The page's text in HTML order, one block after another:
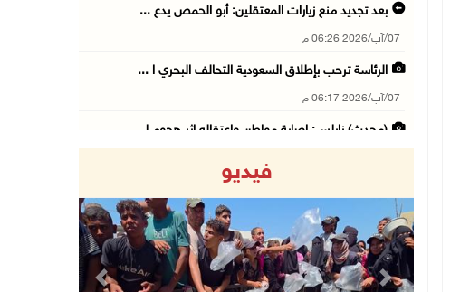
بعد تجديد منع زيارات المعتقلين: أبو الحمص يدع ...
07/آب/2026 06:26 م
الرئاسة ترحب بإطلاق السعودية التحالف البحري ا ...
07/آب/2026 06:17 م
(محدث) نابلس: إصابة مواطن واعتقاله إثر هجوم ل ...
07/آب/2026 05:25 م
3 إصابات إثر تعرضهم للطعن في الطيبة داخل أراض ...
07/آب/2026 04:57 م
فيديو
Previous Next